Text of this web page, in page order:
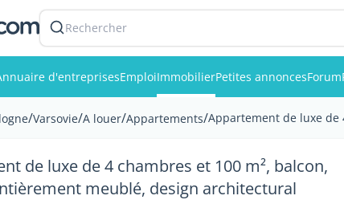
Rechercher
d'entreprisesEmploiImmobilierPetites annoncesForum
/Varsovie/A louer/Appartements/Appartement de luxe de
de luxe de 4 chambres et 100 m², balcon,
meublé, design architectural